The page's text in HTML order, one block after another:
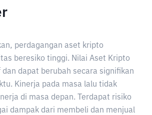
perdagangan aset kripto
beresiko tinggi. Nilai Aset Kripto
dapat berubah secara signifikan
Kinerja pada masa lalu tidak
di masa depan. Terdapat risiko
dampak dari membeli dan menjual